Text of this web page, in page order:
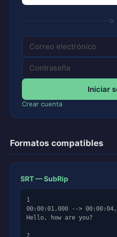
o
Iniciar
Crear cuenta
Formatos compatibles
SRT — SubRip
1
00:00:01,000 -->
Hello, how are you?
2